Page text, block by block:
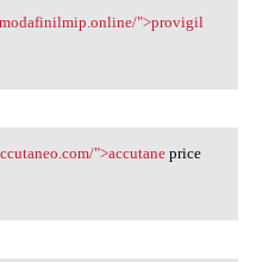
modafinilmip
">provigil
">accutaneprice